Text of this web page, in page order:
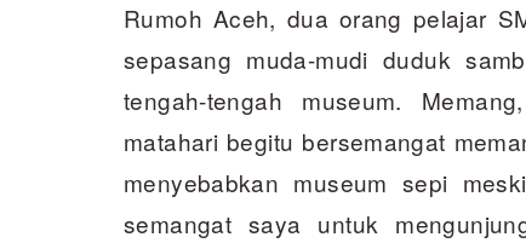
Rumoh Aceh, dua orang pelajar
sepasang muda-mudi duduk
tengah-tengah museum.
matahari begitu bersemangat
menyebabkan museum sepi
semangat saya untuk